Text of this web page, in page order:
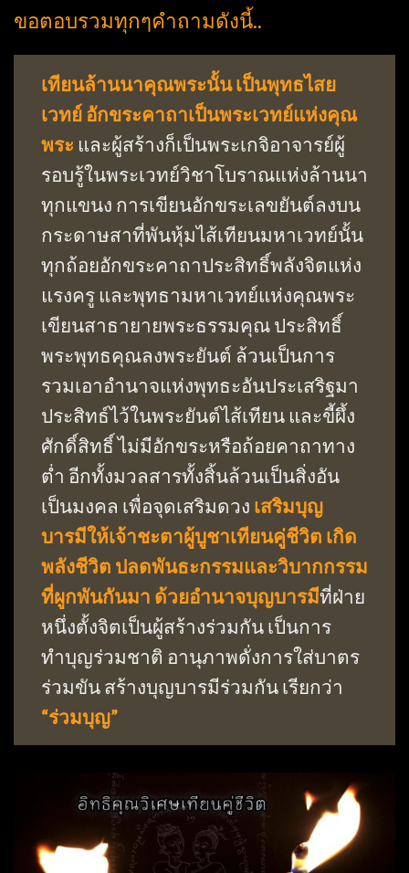
ขอตอบรวมทุกๆคำถามดังนี้..
เทียนล้านนาคุณพระนั้น เป็นพุทธไสย
เวทย์ อักขระคาถาเป็นพระเวทย์แห่งคุณ
พระ และผู้สร้างก็เป็นพระเกจิอาจารย์ผู้
รอบรู้ในพระเวทย์วิชาโบราณแห่งล้านนา
ทุกแขนง การเขียนอักขระเลขยันต์ลงบน
กระดาษสาที่พันหุ้มไส้เทียนมหาเวทย์นั้น
ทุกถ้อยอักขระคาถาประสิทธิ์พลังจิตแห่ง
แรงครู และพุทธามหาเวทย์แห่งคุณพระ
เขียนสาธายายพระธรรมคุณ ประสิทธิ์
พระพุทธคุณลงพระยันต์ ล้วนเป็นการ
รวมเอาอำนาจแห่งพุทธะอันประเสริฐมา
ประสิทธ์ไว้ในพระยันต์ไส้เทียน และขี้ผึ้ง
ศักดิ์สิทธิ์ ไม่มีอักขระหรือถ้อยคาถาทาง
ต่ำ อีกทั้งมวลสารทั้งสิ้นล้วนเป็นสิ่งอัน
เป็นมงคล เพื่อจุดเสริมดวง เสริมบุญ
บารมีให้เจ้าชะตาผู้บูชาเทียนคู่ชีวิต เกิด
พลังชีวิต ปลดพันธะกรรมและวิบากกรรม
ที่ผูกพันกันมา ด้วยอำนาจบุญบารมีที่ฝ่าย
หนึ่งตั้งจิตเป็นผู้สร้างร่วมกัน เป็นการ
ทำบุญร่วมชาติ อานุภาพดั่งการใส่บาตร
ร่วมขัน สร้างบุญบารมีร่วมกัน เรียกว่า
“ร่วมบุญ”